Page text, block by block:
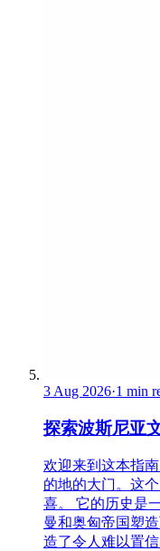
3 Aug 2026·1 min
探索波斯尼亚
欢迎来到这本指
的地的大门。这
喜。 它的历史是
曼和奥匈帝国塑
造了令人难以置